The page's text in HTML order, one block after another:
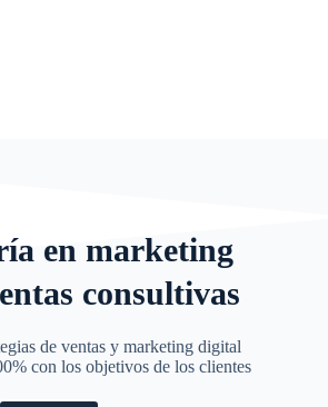
en marketing
consultivas
de ventas y marketing digital
con los objetivos de los clientes